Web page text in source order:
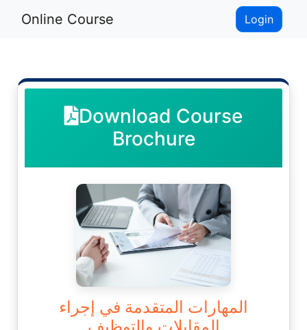
Online Course Login
Download Course
Brochure
المهارات المتقدمة في إجراء